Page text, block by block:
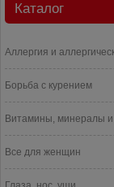
Каталог
Аллергия и
Борьба с курением
Витамины, минералы
Все для женщин